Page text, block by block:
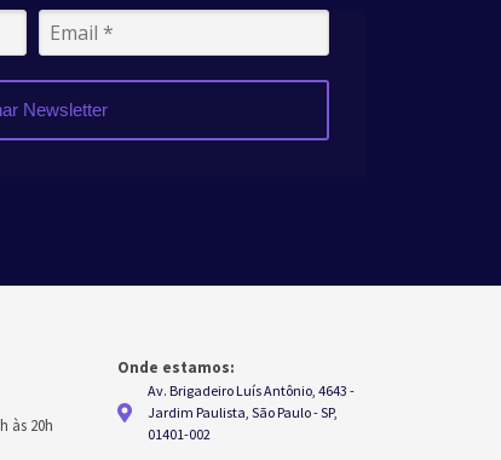
Newsletter
às 20h
Onde estamos:
Av. Brigadeiro Luís Antônio, 4643 -
Jardim Paulista, São Paulo - SP,
01401-002